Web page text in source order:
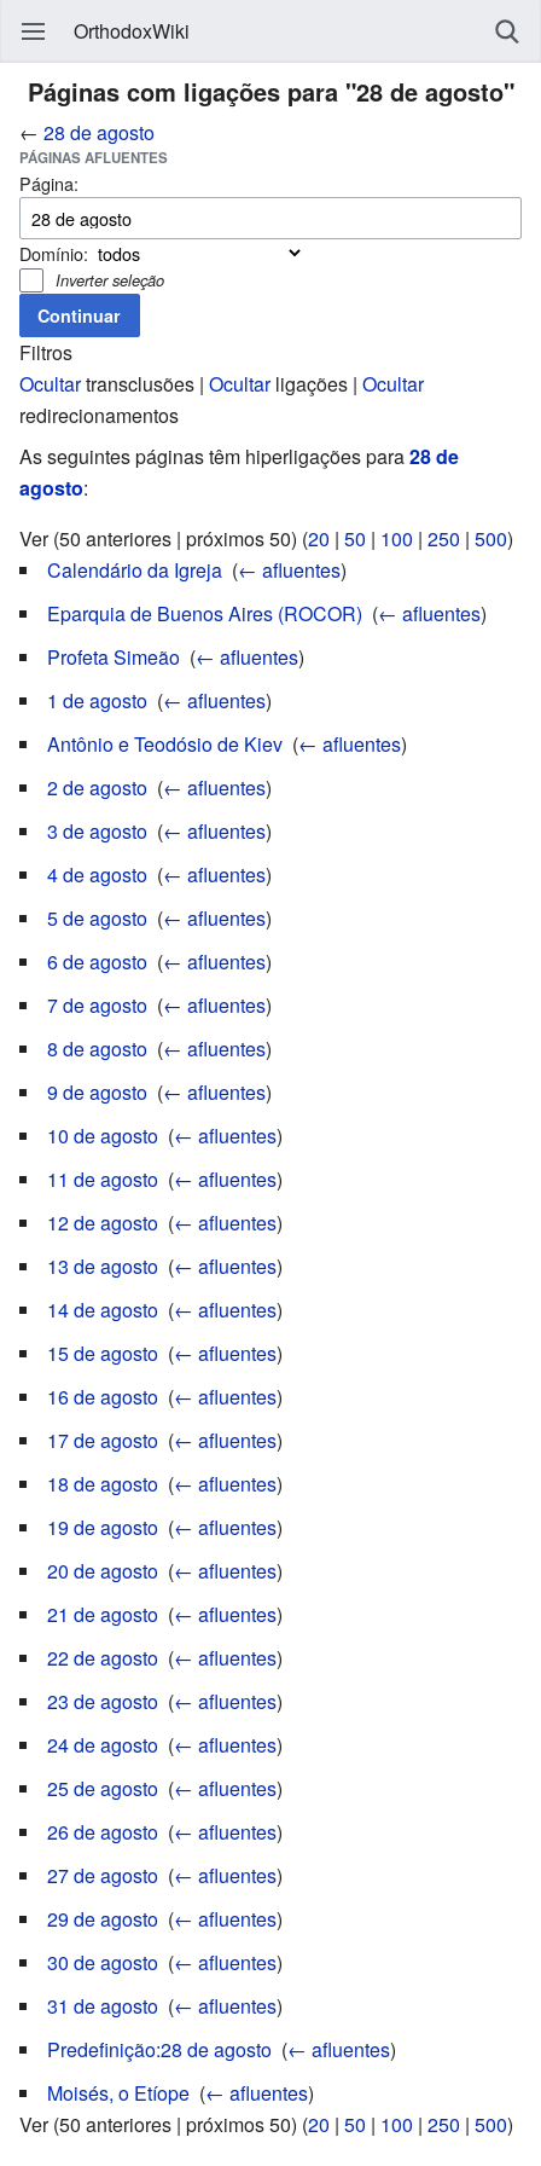
OrthodoxWiki
Páginas com ligações para "28 de agosto"
← 28 de agosto
PÁGINAS AFLUENTES
Página:
Domínio:
Inverter seleção
Filtros
Ocultartransclusões | Ocultarligações | Ocultar
redirecionamentos
As seguintes páginas têm hiperligações para28 de
agosto:
Ver (50 anteriores | próximos 50) (20 | 50 | 100 | 250 | 500)
Calendário da Igreja (← afluentes)
Eparquia de Buenos Aires (ROCOR) (← afluentes)
Profeta Simeão (← afluentes)
1 de agosto (← afluentes)
Antônio e Teodósio de Kiev (← afluentes)
2 de agosto (← afluentes)
3 de agosto (← afluentes)
4 de agosto (← afluentes)
5 de agosto (← afluentes)
6 de agosto (← afluentes)
7 de agosto (← afluentes)
8 de agosto (← afluentes)
9 de agosto (← afluentes)
10 de agosto (← afluentes)
11 de agosto (← afluentes)
12 de agosto (← afluentes)
13 de agosto (← afluentes)
14 de agosto (← afluentes)
15 de agosto (← afluentes)
16 de agosto (← afluentes)
17 de agosto (← afluentes)
18 de agosto (← afluentes)
19 de agosto (← afluentes)
20 de agosto (← afluentes)
21 de agosto (← afluentes)
22 de agosto (← afluentes)
23 de agosto (← afluentes)
24 de agosto (← afluentes)
25 de agosto (← afluentes)
26 de agosto (← afluentes)
27 de agosto (← afluentes)
29 de agosto (← afluentes)
30 de agosto (← afluentes)
31 de agosto (← afluentes)
Predefinição:28 de agosto (← afluentes)
Moisés, o Etíope (← afluentes)
Ver (50 anteriores | próximos 50) (20 | 50 | 100 | 250 | 500)